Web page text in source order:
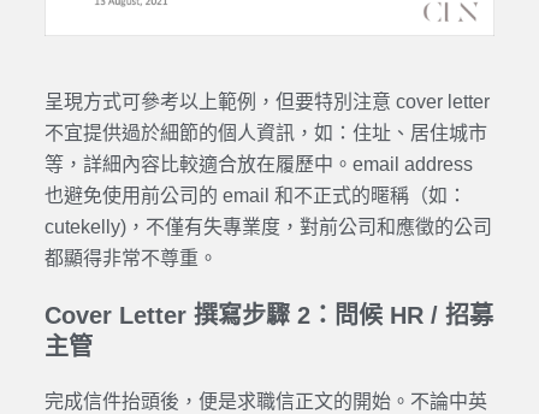
呈現方式可參考以上範例，但要特別注意 cover letter
不宜提供過於細節的個人資訊，如：住址、居住城市
等，詳細內容比較適合放在履歷中。email address
也避免使用前公司的 email 和不正式的暱稱（如：
cutekelly)，不僅有失專業度，對前公司和應徵的公司
都顯得非常不尊重。
Cover Letter 撰寫步驟 2：問候 HR / 招募
主管
完成信件抬頭後，便是求職信正文的開始。不論中英